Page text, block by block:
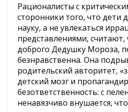
Рационалисты с
сторонники того, что дети
науку, а не увлекаться
представлениями, считают,
доброго Дедушку Мороза,
безнравственна. Она
родительский авторитет,
детский мозг и
безответственность: с
ненавязчиво внушается,